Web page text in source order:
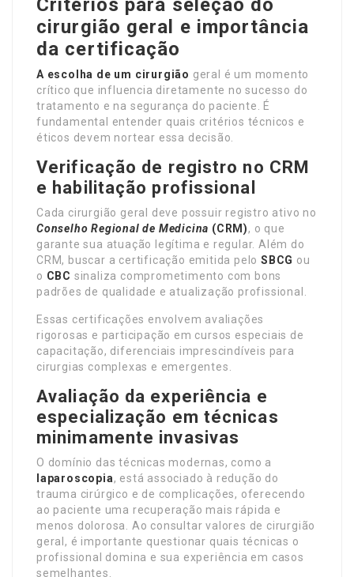
Critérios para seleção do
cirurgião geral e importância
da certificação
A escolha de um cirurgião geral é um momento
crítico que influencia diretamente no sucesso do
tratamento e na segurança do paciente. É
fundamental entender quais critérios técnicos e
éticos devem nortear essa decisão.
Verificação de registro no CRM
e habilitação profissional
Cada cirurgião geral deve possuir registro ativo no
Conselho Regional de Medicina (CRM), o que
garante sua atuação legítima e regular. Além do
CRM, buscar a certificação emitida peloSBCG ou
o CBC sinaliza comprometimento com bons
padrões de qualidade e atualização profissional.
Essas certificações envolvem avaliações
rigorosas e participação em cursos especiais de
capacitação, diferenciais imprescindíveis para
cirurgias complexas e emergentes.
Avaliação da experiência e
especialização em técnicas
minimamente invasivas
O domínio das técnicas modernas, como a
laparoscopia, está associado à redução do
trauma cirúrgico e de complicações, oferecendo
ao paciente uma recuperação mais rápida e
menos dolorosa. Ao consultar valores de cirurgião
geral, é importante questionar quais técnicas o
profissional domina e sua experiência em casos
semelhantes.